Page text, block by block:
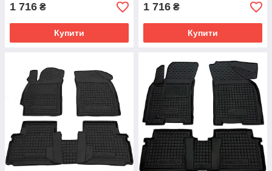
1 716 ₴
Купити
1 716 ₴
Купити